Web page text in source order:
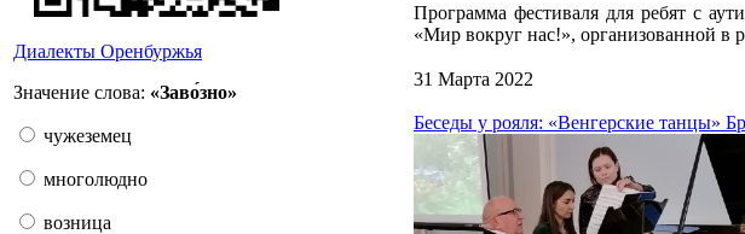
Диалекты Оренбуржья
Значение слова: «Заво́зно»
чужеземец
многолюдно
возница
Программа фестиваля для ребят с
«Мир вокруг нас!», организованной в
31 Марта 2022
Беседы у рояля: «Венгерские танцы»